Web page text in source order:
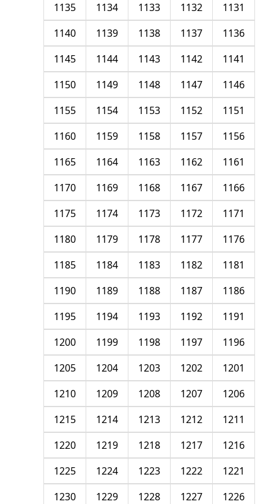
1131
1132
1133
1134
1135
1136
1137
1138
1139
1140
1141
1142
1143
1144
1145
1146
1147
1148
1149
1150
1151
1152
1153
1154
1155
1156
1157
1158
1159
1160
1161
1162
1163
1164
1165
1166
1167
1168
1169
1170
1171
1172
1173
1174
1175
1176
1177
1178
1179
1180
1181
1182
1183
1184
1185
1186
1187
1188
1189
1190
1191
1192
1193
1194
1195
1196
1197
1198
1199
1200
1201
1202
1203
1204
1205
1206
1207
1208
1209
1210
1211
1212
1213
1214
1215
1216
1217
1218
1219
1220
1221
1222
1223
1224
1225
1226
1227
1228
1229
1230